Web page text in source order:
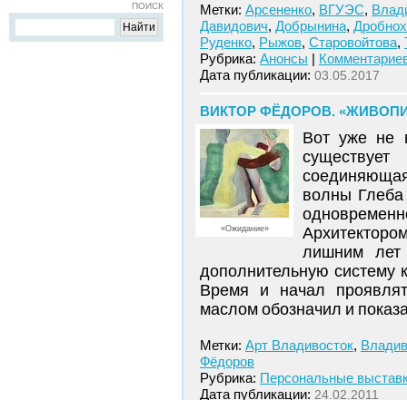
ПОИСК Метки: Арсененко, ВГУЭС,
Давидович, Добрынина,
Руденко, Рыжов, Старовойтова,
Рубрика: Анонсы |
Дата публикации: 03.05.2017
ВИКТОР ФЁДОРОВ.
«Ожидание»
Вот уже не
существует
волны Глеба
лишним
дополнительную систему
Время и начал
маслом обозначил и
Метки: Арт Владивосток,
Фёдоров
Рубрика: Персональные
Дата публикации: 24.02.2011